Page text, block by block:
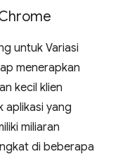
untuk Variasi
menerapkan
kecil klien
aplikasi yang
miliaran
di beberapa